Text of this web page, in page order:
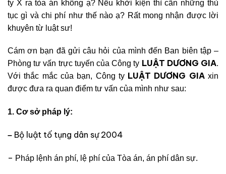
ty X ra tòa án không ạ? Nếu khởi kiện thì cần những thủ
tục gì và chi phí như thế nào ạ? Rất mong nhận được lời
khuyên từ luật sư!
Cám ơn bạn đã gửi câu hỏi của mình đến Ban biên tập –
Phòng tư vấn trực tuyến của Công ty LUẬT DƯƠNG GIA.
Với thắc mắc của bạn, Công ty LUẬT DƯƠNG GIAxin
được đưa ra quan điểm tư vấn của mình như sau:
1. Cơ sở pháp lý:
– Bộ luật tố tụng dân sự 2004
– Pháp lệnh án phí, lệ phí của Tòa án, án phí dân sự.